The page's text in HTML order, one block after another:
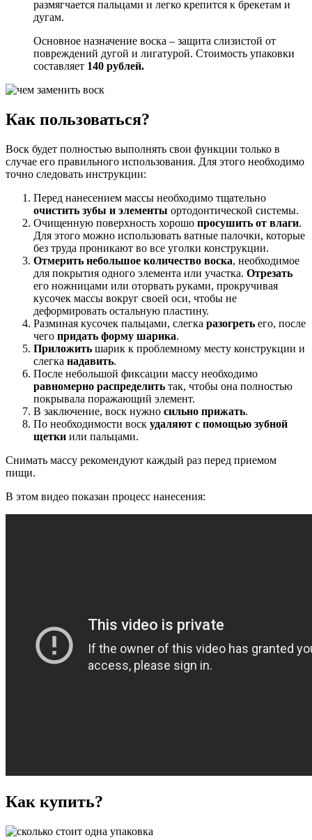
размягчается пальцами и легко крепится к брекетам и
дугам.
Основное назначение воска – защита слизистой от
повреждений дугой и лигатурой. Стоимость упаковки
составляет 140 рублей.
Как пользоваться?
Воск будет полностью выполнять свои функции только в
случае его правильного использования. Для этого необходимо
точно следовать инструкции:
Перед нанесением массы необходимо тщательно
очистить зубы и элементы ортодонтической системы.
Очищенную поверхность хорошо просушить от влаги.
Для этого можно использовать ватные палочки, которые
без труда проникают во все уголки конструкции.
Отмерить небольшое количество воска, необходимое
для покрытия одного элемента или участка. Отрезать
его ножницами или оторвать руками, прокручивая
кусочек массы вокруг своей оси, чтобы не
деформировать остальную пластину.
Разминая кусочек пальцами, слегка разогреть его, после
чего придать форму шарика.
Приложить шарик к проблемному месту конструкции и
слегка надавить.
После небольшой фиксации массу необходимо
равномерно распределить так, чтобы она полностью
покрывала поражающий элемент.
В заключение, воск нужно сильно прижать.
По необходимости воск удаляют с помощью зубной
щетки или пальцами.
Снимать массу рекомендуют каждый раз перед приемом
пищи.
В этом видео показан процесс нанесения:
Как купить?